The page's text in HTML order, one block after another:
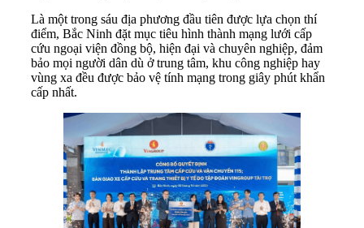
Là một trong sáu địa phương đầu tiên được lựa chọn thí
điểm, Bắc Ninh đặt mục tiêu hình thành mạng lưới cấp
cứu ngoại viện đồng bộ, hiện đại và chuyên nghiệp, đảm
bảo mọi người dân dù ở trung tâm, khu công nghiệp hay
vùng xa đều được bảo vệ tính mạng trong giây phút khẩn
cấp nhất.